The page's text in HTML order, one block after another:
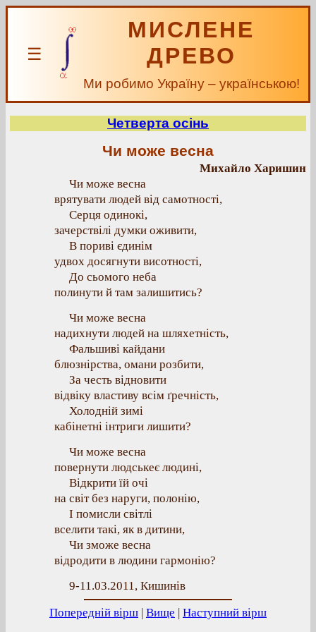
☰
МИСЛЕНЕ
ДРЕВО
Ми робимо Україну – українською!
Четверта осінь
Чи може весна
Михайло Харишин
Чи може весна
врятувати людей від самотності,
Серця одинокі,
зачерствілі думки оживити,
В пориві єдинім
удвох досягнути висотності,
До сьомого неба
полинути й там залишитись?
Чи може весна
надихнути людей на шляхетність,
Фальшиві кайдани
блюзнірства, омани розбити,
За честь відновити
відвіку властиву всім ґречність,
Холодній зимі
кабінетні інтриги лишити?
Чи може весна
повернути людськеє людині,
Відкрити їй очі
на світ без наруги, полонію,
І помисли світлі
вселити такі, як в дитини,
Чи зможе весна
відродити в людини гармонію?
9-11.03.2011, Кишинів
Попередній вірш | Вище | Наступний вірш